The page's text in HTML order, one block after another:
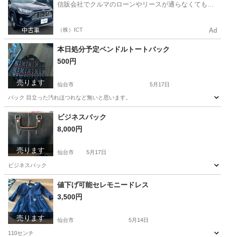
信販会社でクルマのローンやリースが通らなくてもク
（株）ICT Ad
売ります
本日処分予定ペンドルトートバック
500円
仙台市 5月17日
バック 目立った汚れほつれなど無いと思います。
宮城 仙台市 服/ファッション
売ります
ビジネスバック
8,000円
仙台市 5月17日
ビジネスバック
宮城 仙台市 バッグ
売ります
値下げ可能セレモニードレス
3,500円
仙台市 5月14日
110センチ